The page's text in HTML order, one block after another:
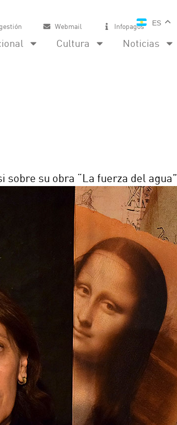
Cultura Noticias
Webmail Infopagos ES
su obra “La fuerza del agua”